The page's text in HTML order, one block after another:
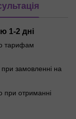
1-2 дні
тарифам
замовленні на
при отриманні